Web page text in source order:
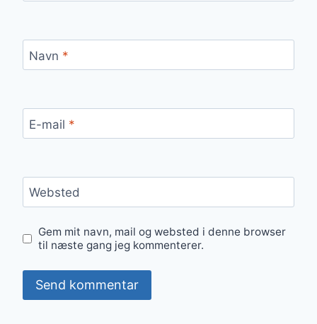
Navn *
E-mail *
Websted
Gem mit navn, mail og websted i denne browser
til næste gang jeg kommenterer.